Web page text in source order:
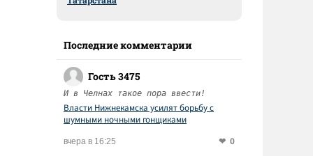
Последние комментарии
Гость 3475
И в Челнах такое пора ввести!
Власти Нижнекамска усилят борьбу с
шумными ночными гонщиками
вчера в 16:25 0